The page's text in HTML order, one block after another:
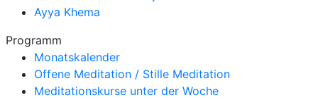
Ayya Khema
Programm
Monatskalender
Offene Meditation / Stille Meditation
Meditationskurse unter der Woche